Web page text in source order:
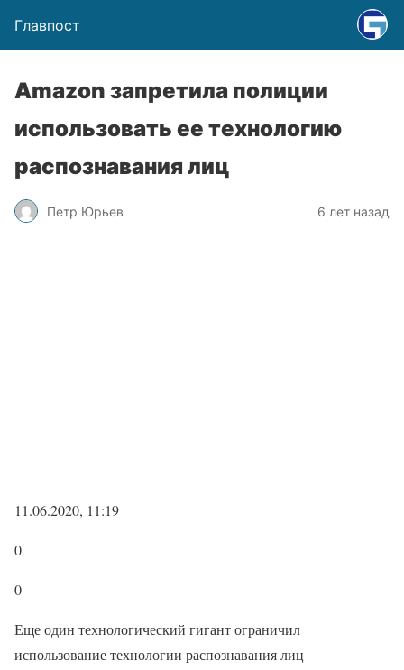
Главпост
Amazon запретила полиции
использовать ее технологию
распознавания лиц
Петр Юрьев 6 лет назад
11.06.2020, 11:19
0
0
Еще один технологический гигант ограничил
использование технологии распознавания лиц